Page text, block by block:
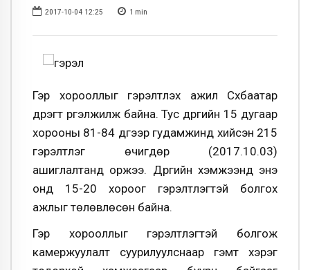
2017-10-04 12:25 1 min
Гэр хорооллыг гэрэлтүүлэх ажил Сүхбаатар
дүүрэгт үргэлжилж байна. Тус дүүргийн 15 дугаар
хорооны 81-84 дүгээр гудамжинд хийсэн 215
гэрэлтүүлэг өчигдөр (2017.10.03)
ашиглалтанд оржээ. Дүүргийн хэмжээнд энэ
онд 15-20 хороог гэрэлтүүлэгтэй болгох
ажлыг төлөвлөсөн байна.
Гэр хорооллыг гэрэлтүүлэгтэй болгож
камержуулалт суурилуулснаар гэмт хэрэг